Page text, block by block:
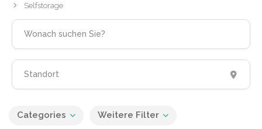
Selfstorage
Categories Weitere Filter